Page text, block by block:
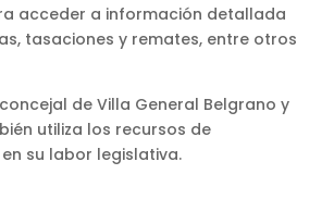
acceder a información detallada
tasaciones y remates, entre otros
de Villa General Belgrano y
utiliza los recursos de
su labor legislativa.